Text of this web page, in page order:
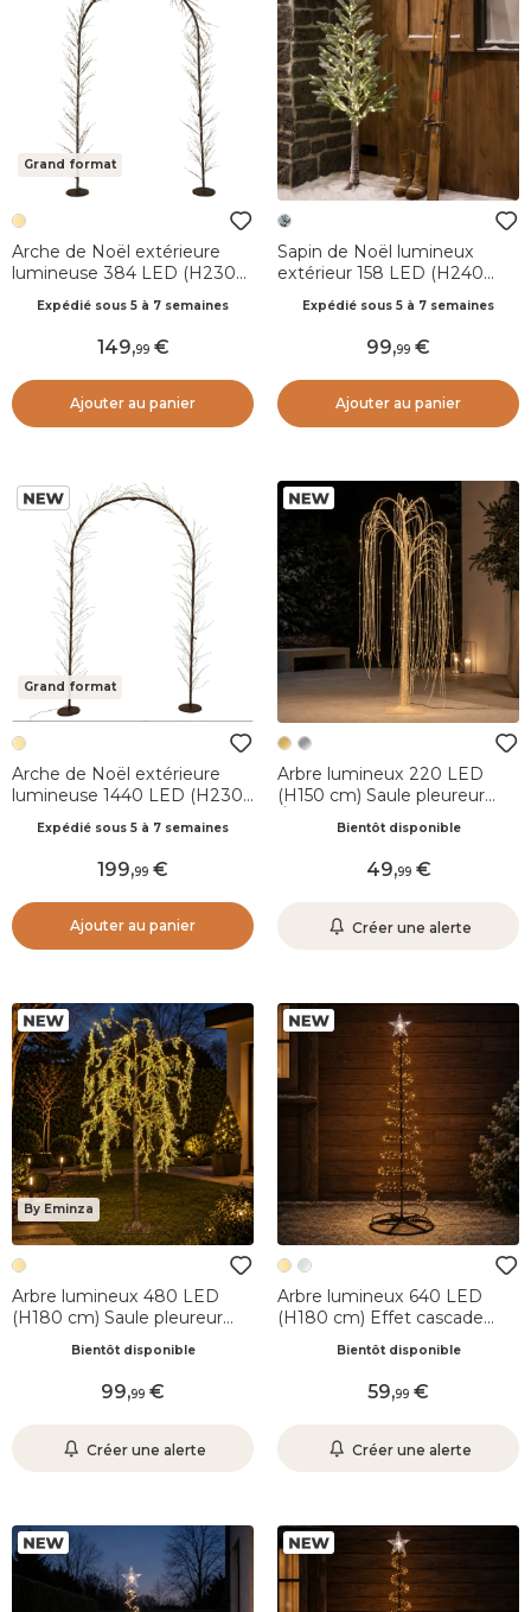
Grand format
Arche de Noël extérieure
lumineuse 384 LED (H230
Expédié sous 5 à 7 semaines
149,99
Ajouter au panier
Sapin de Noël lumineux
extérieur 158 LED (H240
et blanc chaud
Expédié sous 5 à 7 semaines
99,99
Ajouter au panier
Grand format
Arche de Noël extérieure
lumineuse 1440 LED (H230
Expédié sous 5 à 7 semaines
199,99
Ajouter au panier
Arbre lumineux 220 LED
(H150 cm) Saule pleureur
Bientôt disponible
49,99
Créer une alerte
By Eminza
Arbre lumineux 480 LED
(H180 cm) Saule pleureur
Bientôt disponible
99,99
Créer une alerte
Arbre lumineux 640 LED
(H180 cm) Effet cascade
Bientôt disponible
59,99
Créer une alerte